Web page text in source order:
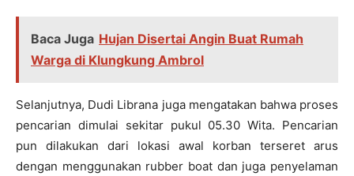
Baca Juga Hujan Disertai Angin Buat Rumah
Warga di Klungkung Ambrol
Selanjutnya, Dudi Librana juga mengatakan bahwa proses
pencarian dimulai sekitar pukul 05.30 Wita. Pencarian
pun dilakukan dari lokasi awal korban terseret arus
dengan menggunakan rubber boat dan juga penyelaman